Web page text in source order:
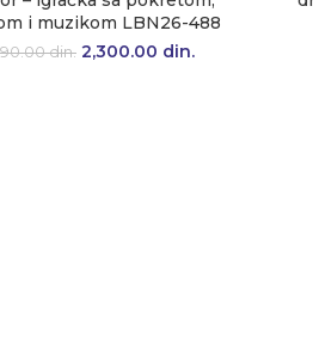
i muzikom LBN26-488
din.
Originalna cena je
2,300.00 din.